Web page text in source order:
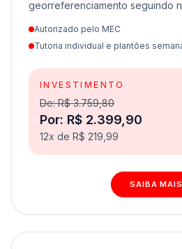
georreferenciamento seguindo
Autorizado pelo MEC
Tutoria individual e plantões
INVESTIMENTO
De: R$ 3.759,80
Por: R$ 2.399,90
12x de R$ 219,99
SAIBA MAIS